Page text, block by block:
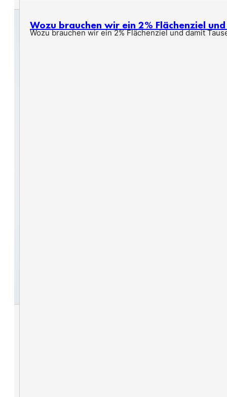
Wozu brauchen wir ein 2% Flächenziel
Wozu brauchen wir ein 2% Flächenziel und damit